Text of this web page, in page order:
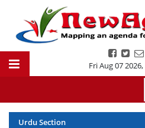
Fri Aug 07 2026,
Urdu Section